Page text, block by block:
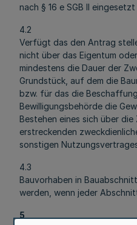
nach § 16 e SGB II
4.2
Verfügt das den Antrag
nicht über das Eigentum
mindestens die Dauer der
Grundstück, auf dem die
bzw. für das die
Bewilligungsbehörde die
Bestehen eines sich über
erstreckenden
sonstigen
4.3
Bauvorhaben in
werden, wenn jeder
5